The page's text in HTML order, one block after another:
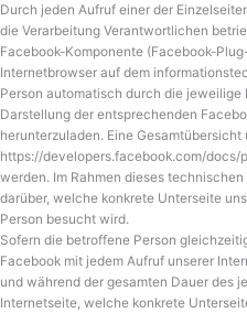
Durch jeden Aufruf einer der
die Verarbeitung Verantwortlichen
Facebook-Komponente (Facebook-
Internetbrowser auf dem
Person automatisch durch die
Darstellung der entsprechenden
herunterzuladen. Eine
https://developers.facebook.com/docs/
werden. Im Rahmen dieses
darüber, welche konkrete Unterseite
Person besucht wird.
Sofern die betroffene Person
Facebook mit jedem Aufruf unserer
und während der gesamten Dauer des
Internetseite, welche konkrete